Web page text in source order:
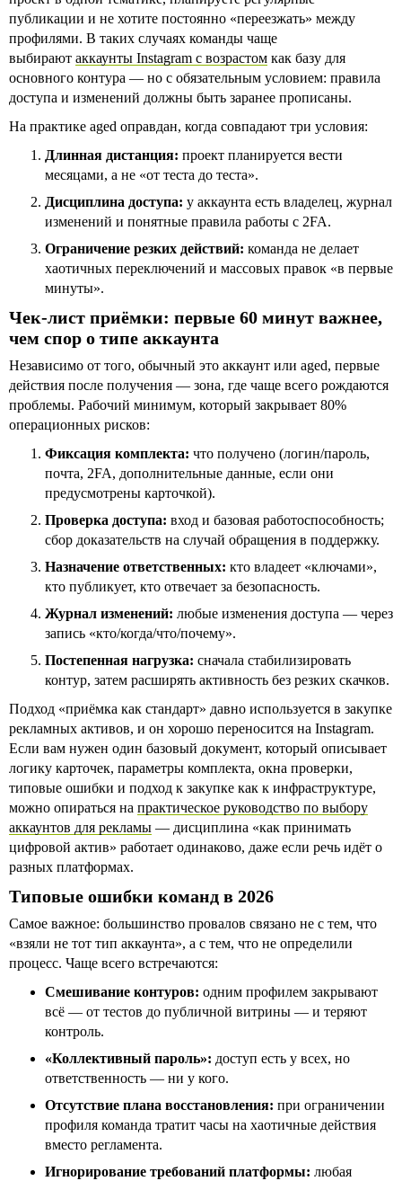
публикации и не хотите постоянно «переезжать» между
профилями. В таких случаях команды чаще
выбирают аккаунты Instagram с возрастом как базу для
основного контура — но с обязательным условием: правила
доступа и изменений должны быть заранее прописаны.
На практике aged оправдан, когда совпадают три условия:
Длинная дистанция: проект планируется вести
месяцами, а не «от теста до теста».
Дисциплина доступа: у аккаунта есть владелец, журнал
изменений и понятные правила работы с 2FA.
Ограничение резких действий: команда не делает
хаотичных переключений и массовых правок «в первые
минуты».
Чек-лист приёмки: первые 60 минут важнее,
чем спор о типе аккаунта
Независимо от того, обычный это аккаунт или aged, первые
действия после получения — зона, где чаще всего рождаются
проблемы. Рабочий минимум, который закрывает 80%
операционных рисков:
Фиксация комплекта: что получено (логин/пароль,
почта, 2FA, дополнительные данные, если они
предусмотрены карточкой).
Проверка доступа: вход и базовая работоспособность;
сбор доказательств на случай обращения в поддержку.
Назначение ответственных: кто владеет «ключами»,
кто публикует, кто отвечает за безопасность.
Журнал изменений: любые изменения доступа — через
запись «кто/когда/что/почему».
Постепенная нагрузка: сначала стабилизировать
контур, затем расширять активность без резких скачков.
Подход «приёмка как стандарт» давно используется в закупке
рекламных активов, и он хорошо переносится на Instagram.
Если вам нужен один базовый документ, который описывает
логику карточек, параметры комплекта, окна проверки,
типовые ошибки и подход к закупке как к инфраструктуре,
можно опираться на практическое руководство по выбору
аккаунтов для рекламы — дисциплина «как принимать
цифровой актив» работает одинаково, даже если речь идёт о
разных платформах.
Типовые ошибки команд в 2026
Самое важное: большинство провалов связано не с тем, что
«взяли не тот тип аккаунта», а с тем, что не определили
процесс. Чаще всего встречаются:
Смешивание контуров: одним профилем закрывают
всё — от тестов до публичной витрины — и теряют
контроль.
«Коллективный пароль»: доступ есть у всех, но
ответственность — ни у кого.
Отсутствие плана восстановления: при ограничении
профиля команда тратит часы на хаотичные действия
вместо регламента.
Игнорирование требований платформы: любая